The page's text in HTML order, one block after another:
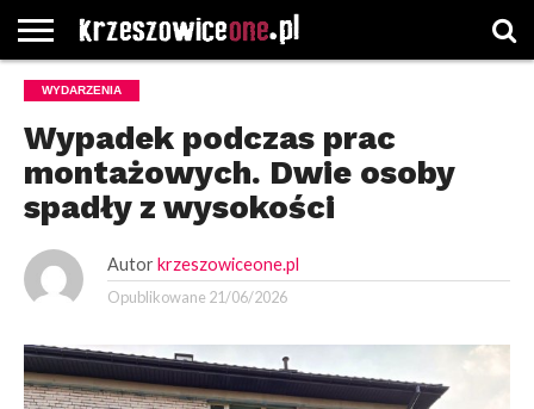
STRONA
GŁÓWNA
WYBORY
WYBIERZ
ROZKŁADY
GREGORCZYK
KONTAKT
WYDARZENIA
Wypadek podczas prac
montażowych. Dwie osoby
spadły z wysokości
Autor krzeszowiceone.pl
Opublikowane 21/06/2026